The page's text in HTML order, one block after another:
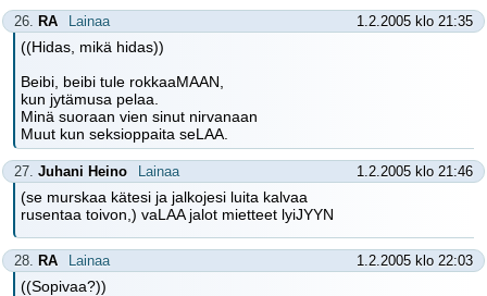
26. RA Lainaa 1.2.2005 klo 21:35
((Hidas, mikä hidas))
Beibi, beibi tule rokkaaMAAN,
kun jytämusa pelaa.
Minä suoraan vien sinut nirvanaan
Muut kun seksioppaita seLAA.
27. Juhani Heino Lainaa 1.2.2005 klo 21:46
(se murskaa kätesi ja jalkojesi luita kalvaa
rusentaa toivon,) vaLAA jalot mietteet lyiJYYN
28. RA Lainaa 1.2.2005 klo 22:03
((Sopivaa?))